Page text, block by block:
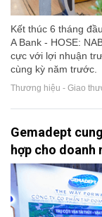
Kết thúc 6 tháng
A Bank - HOSE:
cực với lợi nhuận
cùng kỳ năm trước.
Thương hiệu - Giao
Gemadept
hợp cho doanh